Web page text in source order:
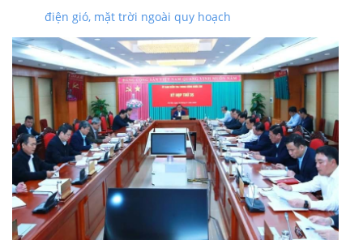
điện gió, mặt trời ngoài quy hoạch